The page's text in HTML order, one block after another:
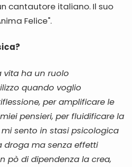
cantautore italiano. Il suo
Felice".
vita ha un ruolo
quando voglio
per amplificare le
pensieri, per fluidificare la
sento in stasi psicologica
droga ma senza effetti
pò di dipendenza la crea,